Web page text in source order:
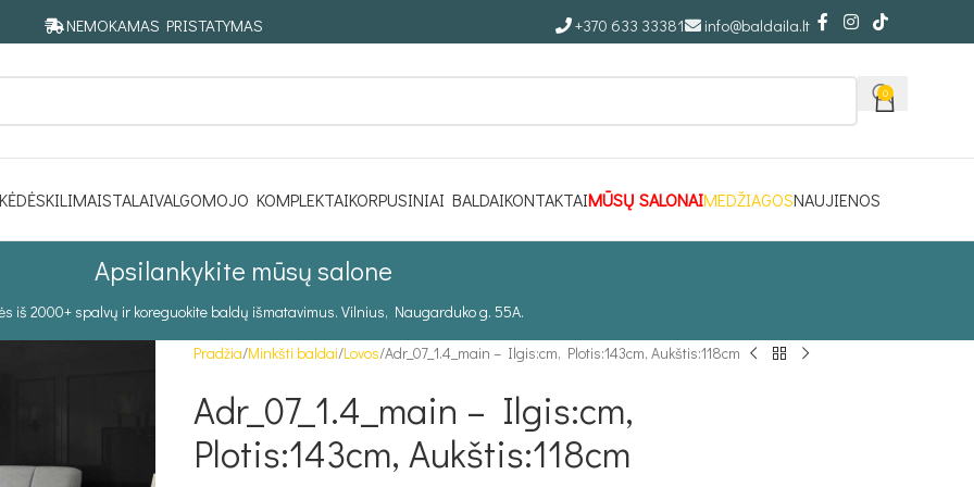
NEMOKAMAS PRISTATYMAS +370 633 33381 info@baldaila.lt
0
KĖDĖSKILIMAISTALAIVALGOMOJO KOMPLEKTAIKORPUSINIAI BALDAIKONTAKTAIMŪSŲ SALONAIMEDŽIAGOSNAUJIENOS
Apsilankykite mūsų salone
iš 2000+ spalvų ir koreguokite baldų išmatavimus. Vilnius, Naugarduko g. 55A.
Pradžia Minkšti baldai Lovos Adr_07_1.4_main – Ilgis:cm, Plotis:143cm, Aukštis:118cm
Adr_07_1.4_main – Ilgis:cm,
Plotis:143cm, Aukštis:118cm